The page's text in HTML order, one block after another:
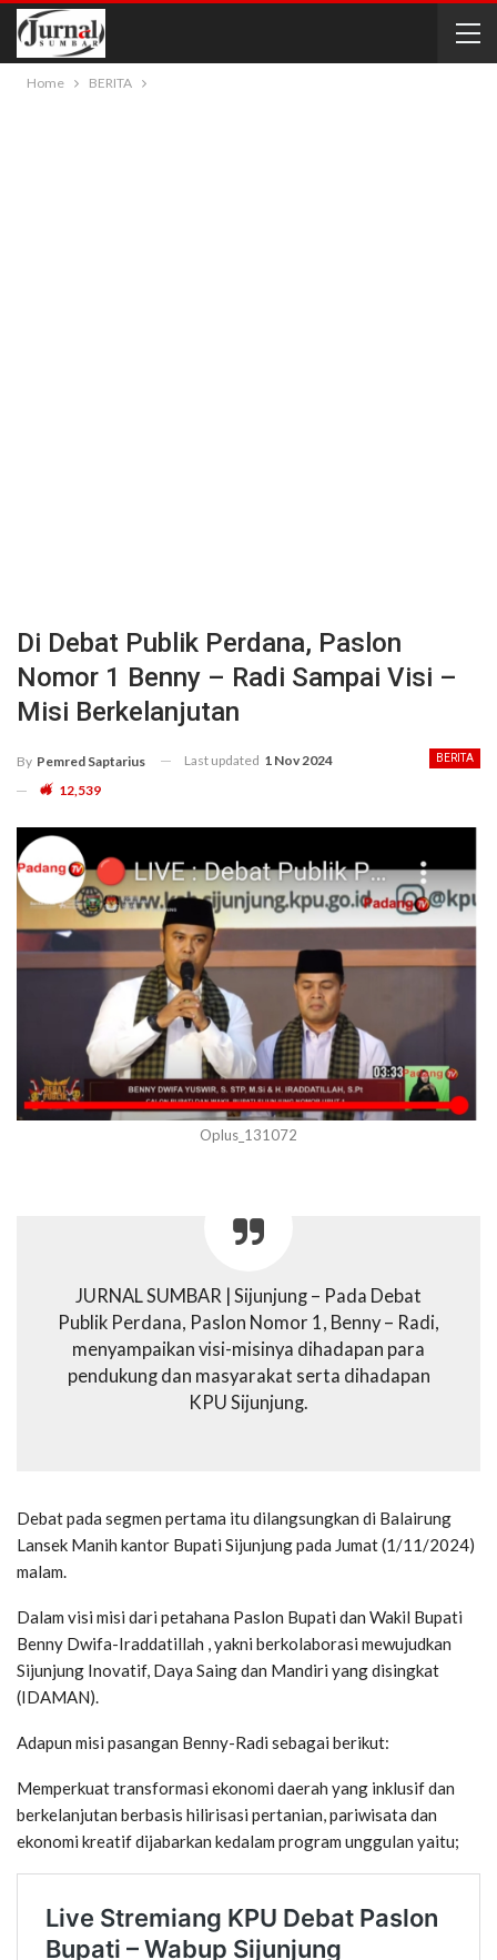
Home BERITA
Di Debat Publik Perdana, Paslon
Nomor 1 Benny – Radi Sampai Visi –
Misi Berkelanjutan
BERITA
By Pemred Saptarius Last updated 1 Nov 2024
12,539
Oplus_131072
JURNAL SUMBAR | Sijunjung – Pada Debat
Publik Perdana, Paslon Nomor 1, Benny – Radi,
menyampaikan visi-misinya dihadapan para
pendukung dan masyarakat serta dihadapan
KPU Sijunjung.
Debat pada segmen pertama itu dilangsungkan di Balairung
Lansek Manih kantor Bupati Sijunjung pada Jumat (1/11/2024)
malam.
Dalam visi misi dari petahana Paslon Bupati dan Wakil Bupati
Benny Dwifa-Iraddatillah , yakni berkolaborasi mewujudkan
Sijunjung Inovatif, Daya Saing dan Mandiri yang disingkat
(IDAMAN).
Adapun misi pasangan Benny-Radi sebagai berikut:
Memperkuat transformasi ekonomi daerah yang inklusif dan
berkelanjutan berbasis hilirisasi pertanian, pariwisata dan
ekonomi kreatif dijabarkan kedalam program unggulan yaitu;